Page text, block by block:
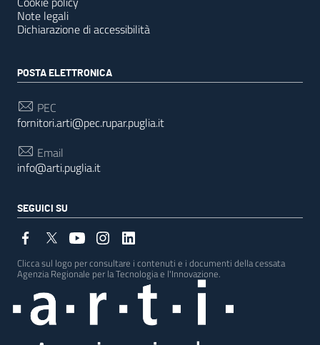
Note legali
Dichiarazione di accessibilità
POSTA ELETTRONICA
PEC
fornitori.arti@pec.rupar.puglia.it
Email
info@arti.puglia.it
SEGUICI SU
Clicca sul logo per consultare i contenuti e i documenti della cessata
Agenzia Regionale per la Tecnologia e l'Innovazione.